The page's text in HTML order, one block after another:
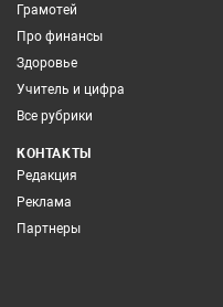
Грамотей
Про финансы
Здоровье
Учитель и цифра
Все рубрики
КОНТАКТЫ
Редакция
Реклама
Партнеры